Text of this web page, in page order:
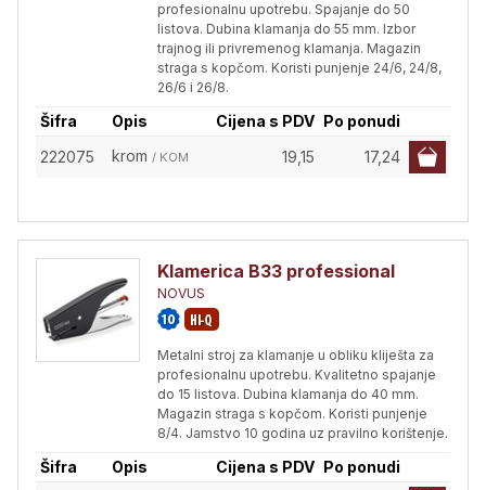
profesionalnu upotrebu. Spajanje do 50
listova. Dubina klamanja do 55 mm. Izbor
trajnog ili privremenog klamanja. Magazin
straga s kopčom. Koristi punjenje 24/6, 24/8,
26/6 i 26/8.
Šifra Opis Cijena s PDV Po ponudi
222075
krom / KOM 19,15 17,24
Klamerica B33 professional
NOVUS
Metalni stroj za klamanje u obliku kliješta za
profesionalnu upotrebu. Kvalitetno spajanje
do 15 listova. Dubina klamanja do 40 mm.
Magazin straga s kopčom. Koristi punjenje
8/4. Jamstvo 10 godina uz pravilno korištenje.
Šifra Opis Cijena s PDV Po ponudi